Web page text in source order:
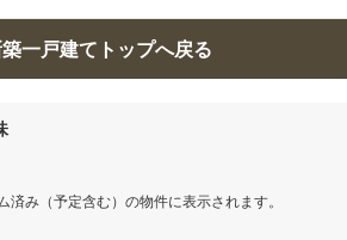
一戸建てトップへ戻る
済み（予定含む）の物件に表示されます。